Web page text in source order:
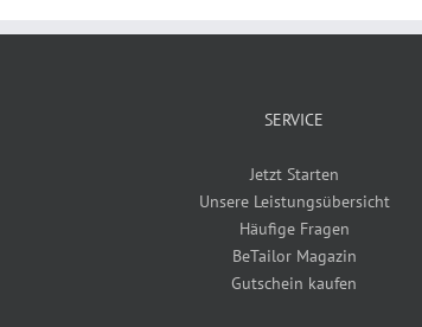
SERVICE
Jetzt Starten
Unsere Leistungsübersicht
Häufige Fragen
BeTailor Magazin
Gutschein kaufen